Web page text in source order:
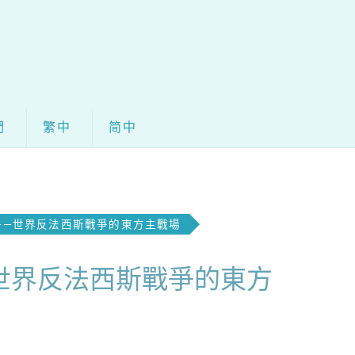
繁中 简中
世界反法西斯戰爭的東方主戰場
反法西斯戰爭的東方